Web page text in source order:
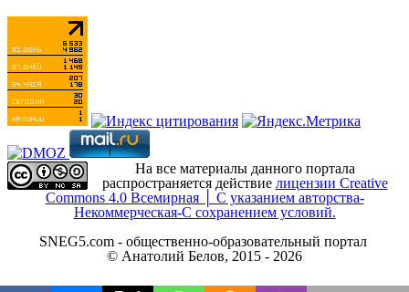
На все материалы данного портала
распространяется действие лицензии Creative
Commons 4.0 Всемирная │ С указанием авторства-
Некоммерческая-С сохранением условий.
SNEG5.com - общественно-образовательный портал
© Анатолий Белов, 2015 - 2026